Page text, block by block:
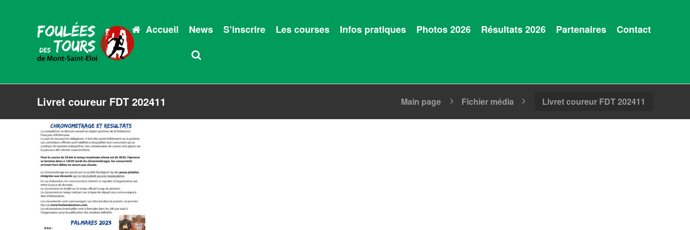
Accueil News S’inscrire Les courses Infos pratiques Photos 2026 Résultats 2026 Partenaires Contact
Livret coureur FDT 202411 Main page Fichier média Livret coureur FDT 202411